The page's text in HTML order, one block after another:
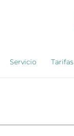
Servicio Tarifas